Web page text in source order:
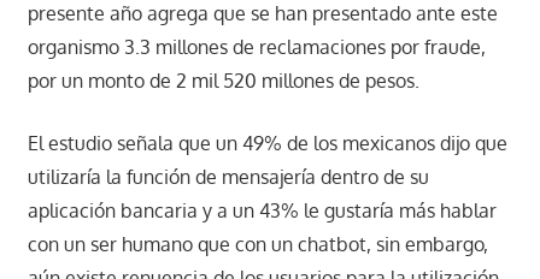
presente año agrega que se han presentado ante este
organismo 3.3 millones de reclamaciones por fraude,
por un monto de 2 mil 520 millones de pesos.
El estudio señala que un 49% de los mexicanos dijo que
utilizaría la función de mensajería dentro de su
aplicación bancaria y a un 43% le gustaría más hablar
con un ser humano que con un chatbot, sin embargo,